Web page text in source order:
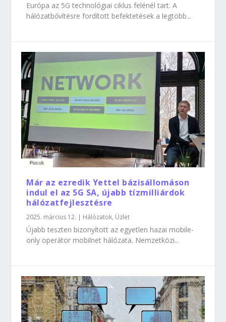
Európa az 5G technológiai ciklus felénél tart. A
hálózatbővítésre fordított befektetések a legtöbb...
Már az ezredik Yettel bázisállomáson
indul el az 5G SA, újabb tízmilliárdok
hálózatfejlesztésre
2025. március 12. | Hálózatok, Üzlet
Újabb teszten bizonyított az egyetlen hazai mobile-
only operátor mobilnet hálózata. Nemzetközi...